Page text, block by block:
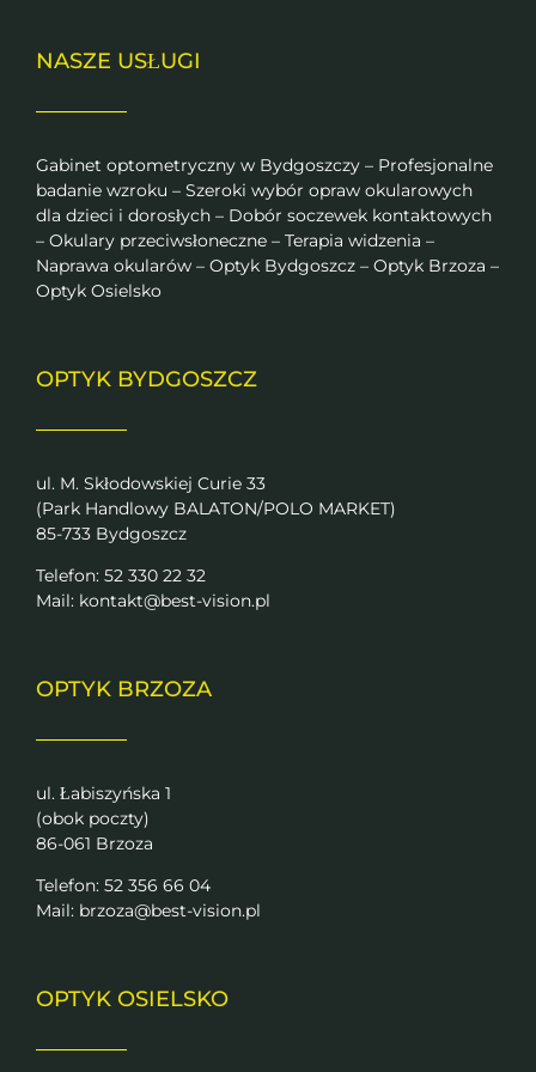
NASZE USŁUGI
Gabinet optometryczny w Bydgoszczy – Profesjonalne
badanie wzroku – Szeroki wybór opraw okularowych
dla dzieci i dorosłych – Dobór soczewek kontaktowych
– Okulary przeciwsłoneczne – Terapia widzenia –
Naprawa okularów – Optyk Bydgoszcz – Optyk Brzoza –
Optyk Osielsko
OPTYK BYDGOSZCZ
ul. M. Skłodowskiej Curie 33
(Park Handlowy BALATON/POLO MARKET)
85-733 Bydgoszcz
Telefon: 52 330 22 32
Mail: kontakt@best-vision.pl
OPTYK BRZOZA
ul. Łabiszyńska 1
(obok poczty)
86-061 Brzoza
Telefon: 52 356 66 04
Mail: brzoza@best-vision.pl
OPTYK OSIELSKO